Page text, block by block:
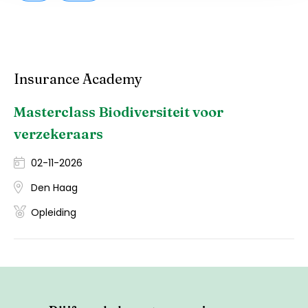
Insurance Academy
Masterclass Biodiversiteit voor
verzekeraars
02-11-2026
Den Haag
Opleiding